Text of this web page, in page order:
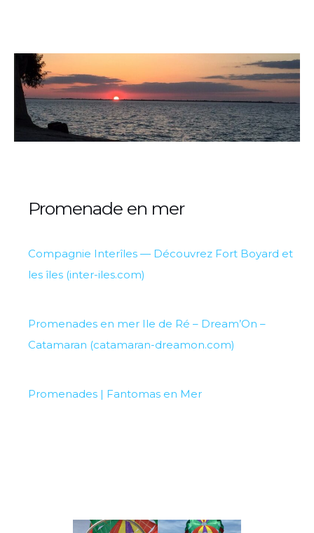
Promenade en mer
Compagnie Interîles — Découvrez Fort Boyard et
les îles (inter-iles.com)
Promenades en mer Ile de Ré – Dream’On –
Catamaran (catamaran-dreamon.com)
Promenades | Fantomas en Mer